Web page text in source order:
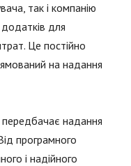
так і компанію
для
Це постійно
на надання
надання
програмного
і надійного